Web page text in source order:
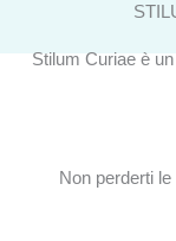
Stilum Curiae è
Non perderti